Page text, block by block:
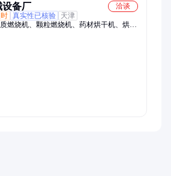
设备厂
洽谈
真实性已核验
天津
燃烧机、颗粒燃烧机、药材烘干机、烘干
烧器、水冷生物质燃烧机、木片燃烧机、
、生物质熔铝炉